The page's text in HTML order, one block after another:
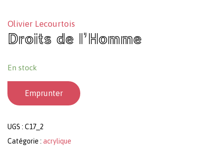
Olivier Lecourtois
Droits de l’Homme
En stock
Emprunter
UGS : C17_2
Catégorie : acrylique